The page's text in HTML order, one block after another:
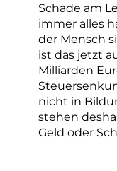
Schade am
immer alles
der Mensch
ist das jetzt
Milliarden
nicht in
stehen
Geld oder